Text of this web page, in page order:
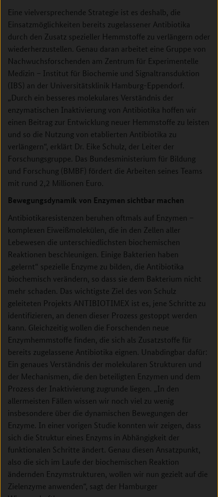
Eine vielversprechende Strategie ist es deshalb, die
Einsatzmöglichkeiten bereits zugelassener Antibiotika
durch den Zusatz spezieller Hemmstoffe zu verlängern oder
wiederherzustellen. Genau daran arbeitet eine Gruppe von
Nachwuchsforschenden am Zentrum für Experimentelle
Medizin – Institut für Biochemie und Signaltransduktion
(IBS) an der Universitätsklinik Hamburg-Eppendorf.
„Durch ein besseres molekulares Verständnis der
enzymatischen Inaktivierung von Antibiotika hoffen wir
einen Beitrag zur Entwicklung neuer Hemmstoffe zu leisten
und so die Nutzung von etablierten Antibiotika zu
verlängern“, erklärt Dr. Eike Schulz, der Leiter der
Forschungsgruppe. Das Bundesministerium für Bildung
und Forschung (BMBF) fördert die Arbeiten seines Teams
mit rund 2,2 Millionen Euro.
Bewegungsdynamik von Enzymen sichtbar machen
Antibiotikaresistenzen beruhen oftmals auf Enzymen –
komplexen Eiweißmolekülen, die in den Zellen aller
Lebewesen die unterschiedlichsten biochemischen
Reaktionen beschleunigen. Einige Bakterien haben
„gelernt“ spezielle Enzyme zu bilden, die Antibiotika
biochemisch verändern, so dass sie dem Bakterium nicht
mehr schaden. Das wichtigste Ziel des von Schulz
geleiteten Projekts ANTIBIOTIMEX ist es, jene Schritte zu
identifizieren, an denen dieser Prozess gestoppt werden
kann. Gleichzeitig wollen die Forschenden neue
Enzymhemmstoffe finden, die sich als Zusatzstoffe für
bereits zugelassene Antibiotika eignen. Unabdingbar dafür:
Ein genaues Verständnis der molekularen Strukturen und
der Mechanismen, die den beteiligten Enzymen und dem
Prozess der Inaktivierung zugrunde liegen. „In den
allermeisten Fällen wissen wir noch viel zu wenig
insbesondere über die dynamischen Bewegungen der
Enzyme. In einer vorigen Studie konnten wir zeigen, dass
sich die Struktur eines Enzyms in Abhängigkeit der
funktionalen Schritte ändert. Genau diesen Ansatzpunkt,
also die sich im Laufe der biochemischen Reaktion
ändernden Enzymstrukturen, wollen wir nun gezielt auf die
Zielenzyme anwenden“, sagt der Hamburger